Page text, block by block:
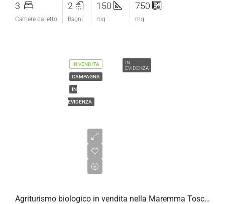
3
Camere da letto
2
Bagni
150
mq
750
mq
IN
EVIDENZA
IN VENDITA
CAMPAGNA
IN
EVIDENZA
Agriturismo biologico in vendita nella Maremma Toscana